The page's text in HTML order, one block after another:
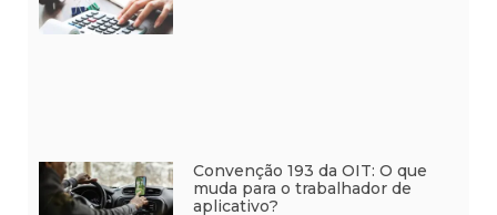
Convenção 193 da OIT: O que
muda para o trabalhador de
aplicativo?